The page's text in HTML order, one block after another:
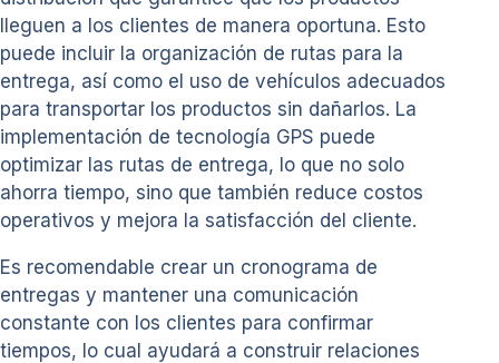
lleguen a los clientes de manera oportuna. Esto
puede incluir la organización de rutas para la
entrega, así como el uso de vehículos adecuados
para transportar los productos sin dañarlos. La
implementación de tecnología GPS puede
optimizar las rutas de entrega, lo que no solo
ahorra tiempo, sino que también reduce costos
operativos y mejora la satisfacción del cliente.
Es recomendable crear un cronograma de
entregas y mantener una comunicación
constante con los clientes para confirmar
tiempos, lo cual ayudará a construir relaciones